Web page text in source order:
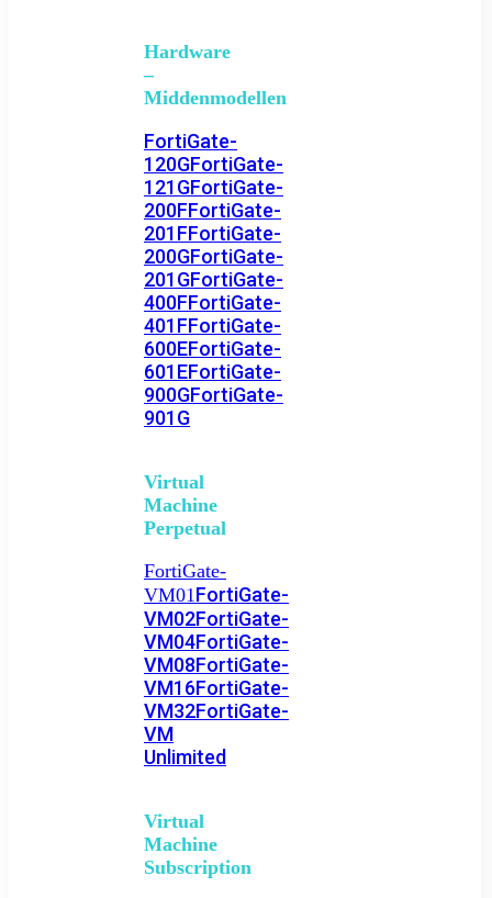
Hardware
–
Middenmodellen
FortiGate-
120GFortiGate-
121GFortiGate-
200FFortiGate-
201FFortiGate-
200GFortiGate-
201GFortiGate-
400FFortiGate-
401FFortiGate-
600EFortiGate-
601EFortiGate-
900GFortiGate-
901G
Virtual
Machine
Perpetual
FortiGate-
VM01FortiGate-
VM02FortiGate-
VM04FortiGate-
VM08FortiGate-
VM16FortiGate-
VM32FortiGate-
VM
Unlimited
Virtual
Machine
Subscription